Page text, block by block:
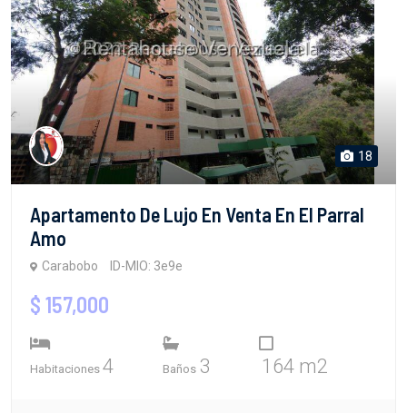
18
Apartamento De Lujo En Venta En El Parral
Amo
Carabobo ID-MIO: 3e9e
$ 157,000
Habitaciones 4 Baños 3 164 m2